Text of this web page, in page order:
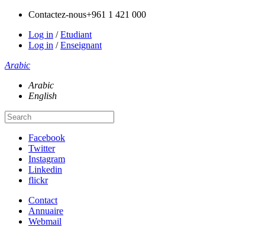
Contactez-nous+961 1 421 000
Log in /Etudiant
Log in /Enseignant
Arabic
Arabic
English
Facebook
Twitter
Instagram
Linkedin
flickr
Contact
Annuaire
Webmail